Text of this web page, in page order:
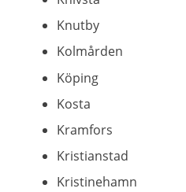
Knutby
Kolmården
Köping
Kosta
Kramfors
Kristianstad
Kristinehamn